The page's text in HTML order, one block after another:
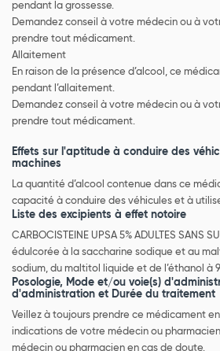
pendant la grossesse.
Demandez conseil à votre médecin ou à
prendre tout médicament.
Allaitement
En raison de la présence d’alcool, ce
pendant l’allaitement.
Demandez conseil à votre médecin ou à
prendre tout médicament.
Effets sur l'aptitude à conduire des
machines
La quantité d’alcool contenue dans ce
capacité à conduire des véhicules et à
Liste des excipients à effet notoire
CARBOCISTEINE UPSA 5% ADULTES SANS
édulcorée à la saccharine sodique et au
sodium, du maltitol liquide et de l’éthanol à
Posologie, Mode et/ou voie(s)
d'administration et Durée du traitement
Veillez à toujours prendre ce médicament
indications de votre médecin ou
médecin ou pharmacien en cas de doute.